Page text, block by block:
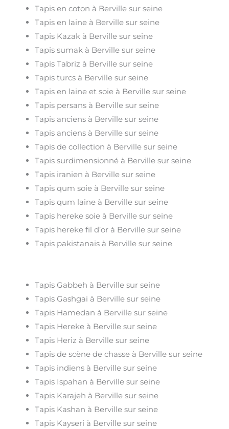
Tapis en coton à Berville sur seine
Tapis en laine à Berville sur seine
Tapis Kazak à Berville sur seine
Tapis sumak à Berville sur seine
Tapis Tabriz à Berville sur seine
Tapis turcs à Berville sur seine
Tapis en laine et soie à Berville sur seine
Tapis persans à Berville sur seine
Tapis anciens à Berville sur seine
Tapis anciens à Berville sur seine
Tapis de collection à Berville sur seine
Tapis surdimensionné à Berville sur seine
Tapis iranien à Berville sur seine
Tapis qum soie à Berville sur seine
Tapis qum laine à Berville sur seine
Tapis hereke soie à Berville sur seine
Tapis hereke fil d’or à Berville sur seine
Tapis pakistanais à Berville sur seine
Tapis Gabbeh à Berville sur seine
Tapis Gashgai à Berville sur seine
Tapis Hamedan à Berville sur seine
Tapis Hereke à Berville sur seine
Tapis Heriz à Berville sur seine
Tapis de scène de chasse à Berville sur seine
Tapis indiens à Berville sur seine
Tapis Ispahan à Berville sur seine
Tapis Karajeh à Berville sur seine
Tapis Kashan à Berville sur seine
Tapis Kayseri à Berville sur seine